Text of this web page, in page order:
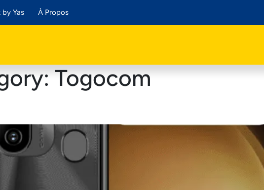
by Yas À Propos
Togocom